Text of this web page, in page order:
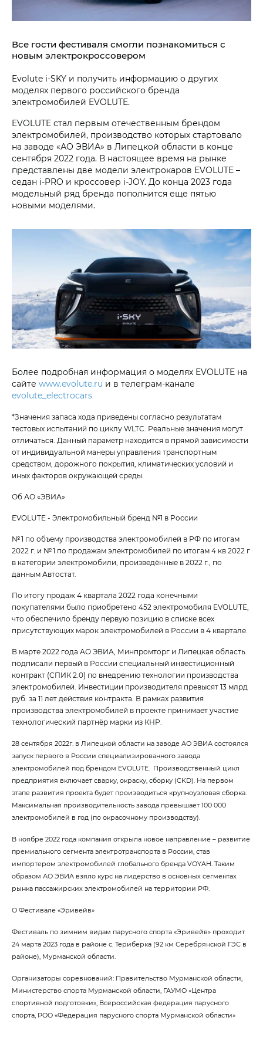
Все гости фестиваля смогли познакомиться с
новым электрокроссовером
Evolute i‑SKY и получить информацию о других
моделях первого российского бренда
электромобилей EVOLUTE.
EVOLUTE стал первым отечественным брендом
электромобилей, производство которых стартовало
на заводе «АО ЭВИА» в Липецкой области в конце
сентября 2022 года. В настоящее время на рынке
представлены две модели электрокаров EVOLUTE –
седан i‑PRO и кроссовер i‑JOY. До конца 2023 года
модельный ряд бренда пополнится еще пятью
новыми моделями.
Более подробная информация о моделях EVOLUTE на
сайте www.evolute.ru и в телеграм-канале
evolute_electrocars
*Значения запаса хода приведены согласно результатам
тестовых испытаний по циклу WLTC. Реальные значения могут
отличаться. Данный параметр находится в прямой зависимости
от индивидуальной манеры управления транспортным
средством, дорожного покрытия, климатических условий и
иных факторов окружающей среды.
Об АО «ЭВИА»
EVOLUTE - Электромобильный бренд №1 в России
№ 1 по объему производства электромобилей в РФ по итогам
2022 г. и № 1 по продажам электромобилей по итогам 4 кв 2022 г
в категории электромобили, произведённые в 2022 г., по
данным Автостат.
По итогу продаж 4 квартала 2022 года конечными
покупателями было приобретено 452 электромобиля EVOLUTE,
что обеспечило бренду первую позицию в списке всех
присутствующих марок электромобилей в России в 4 квартале.
В марте 2022 года АО ЭВИА, Минпромторг и Липецкая область
подписали первый в России специальный инвестиционный
контракт (СПИК 2.0) по внедрению технологии производства
электромобилей. Инвестиции производителя превысят 13 млрд
руб. за 11 лет действия контракта. В рамках развития
производства электромобилей в проекте принимает участие
технологический партнёр марки из КНР.
28 сентября 2022г. в Липецкой области на заводе АО ЭВИА состоялся
запуск первого в России специализированного завода
электромобилей под брендом EVOLUTE. Производственный цикл
предприятия включает сварку, окраску, сборку (CKD). На первом
этапе развития проекта будет производиться крупноузловая сборка.
Максимальная производительность завода превышает 100 000
электромобилей в год (по окрасочному производству).
В ноябре 2022 года компания открыла новое направление – развитие
премиального сегмента электротранспорта в России, став
импортером электромобилей глобального бренда VOYAH. Таким
образом АО ЭВИА взяло курс на лидерство в основных сегментах
рынка пассажирских электромобилей на территории РФ.
О Фестивале «Эривейв»
Фестиваль по зимним видам парусного спорта «Эривейв» проходит
24 марта 2023 года в районе с. Териберка (92 км Серебрянской ГЭС в
районе), Мурманской области.
Организаторы соревнований: Правительство Мурманской области,
Министерство спорта Мурманской области, ГАУМО «Центра
спортивной подготовки», Всероссийская федерация парусного
спорта, РОО «Федерация парусного спорта Мурманской области»